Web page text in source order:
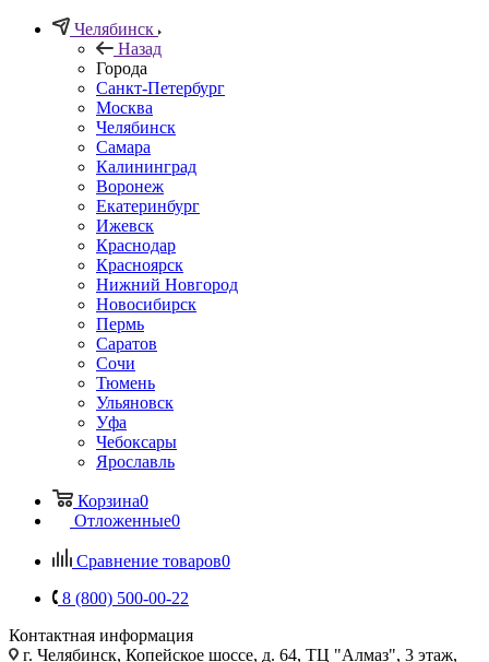
Челябинск
Назад
Города
Санкт-Петербург
Москва
Челябинск
Самара
Калининград
Воронеж
Екатеринбург
Ижевск
Краснодар
Красноярск
Нижний Новгород
Новосибирск
Пермь
Саратов
Сочи
Тюмень
Ульяновск
Уфа
Чебоксары
Ярославль
Корзина0
Отложенные0
Сравнение товаров0
8 (800) 500-00-22
Контактная информация
г. Челябинск, Копейское шоссе, д. 64, ТЦ "Алмаз", 3 этаж,